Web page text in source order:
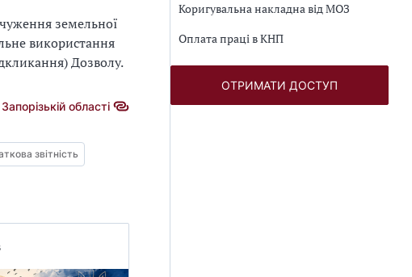
земельної
використання
Дозволу.
області
звітність
Коригувальна накладна від МОЗ
Оплата праці в КНП
ОТРИМАТИ ДОСТУП